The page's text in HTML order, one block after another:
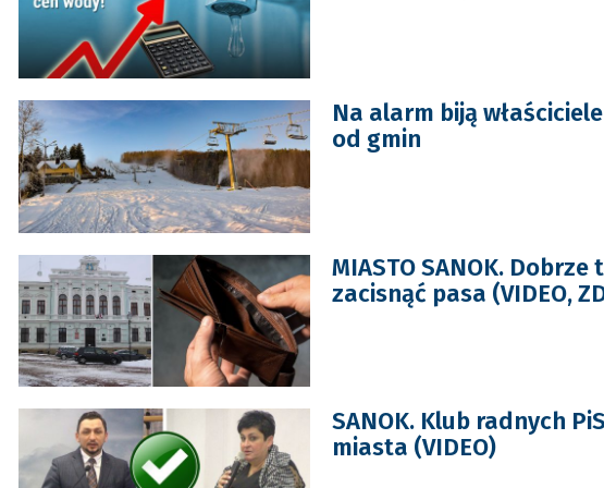
Na alarm biją
od gmin
MIASTO SANOK.
zacisnąć pasa (VIDEO,
SANOK. Klub radnych
miasta (VIDEO)